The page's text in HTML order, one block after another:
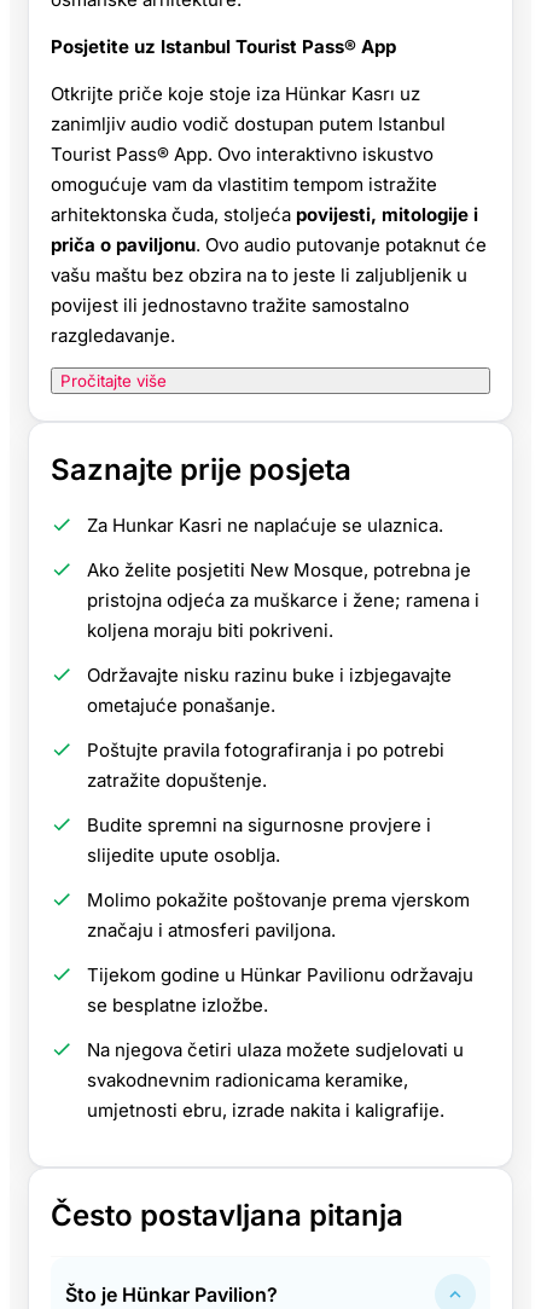
Posjetite uz Istanbul Tourist Pass® App
Otkrijte priče koje stoje iza Hünkar Kasrı uz
zanimljiv audio vodič dostupan putem Istanbul
Tourist Pass® App. Ovo interaktivno iskustvo
omogućuje vam da vlastitim tempom istražite
arhitektonska čuda, stoljeća povijesti, mitologije i
priča o paviljonu. Ovo audio putovanje potaknut će
vašu maštu bez obzira na to jeste li zaljubljenik u
povijest ili jednostavno tražite samostalno
razgledavanje.
Pročitajte više
Saznajte prije posjeta
Za Hunkar Kasri ne naplaćuje se ulaznica.
Ako želite posjetiti New Mosque, potrebna je
pristojna odjeća za muškarce i žene; ramena i
koljena moraju biti pokriveni.
Održavajte nisku razinu buke i izbjegavajte
ometajuće ponašanje.
Poštujte pravila fotografiranja i po potrebi
zatražite dopuštenje.
Budite spremni na sigurnosne provjere i
slijedite upute osoblja.
Molimo pokažite poštovanje prema vjerskom
značaju i atmosferi paviljona.
Tijekom godine u Hünkar Pavilionu održavaju
se besplatne izložbe.
Na njegova četiri ulaza možete sudjelovati u
svakodnevnim radionicama keramike,
umjetnosti ebru, izrade nakita i kaligrafije.
Često postavljana pitanja
Što je Hünkar Pavilion?